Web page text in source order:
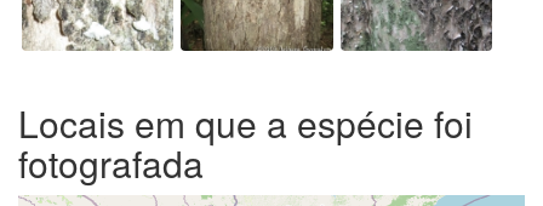
Locais em que a espécie foi
fotografada